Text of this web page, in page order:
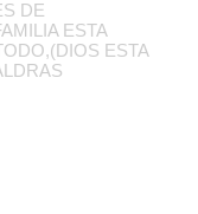
DE
ESTA
ESTA